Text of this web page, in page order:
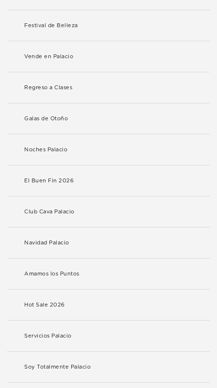
Festival de Belleza
Vende en Palacio
Regreso a Clases
Galas de Otoño
Noches Palacio
El Buen Fin 2026
Club Cava Palacio
Navidad Palacio
Amamos los Puntos
Hot Sale 2026
Servicios Palacio
Soy Totalmente Palacio